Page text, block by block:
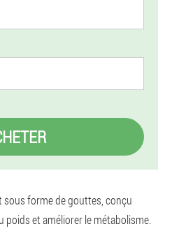
forme de gouttes, conçu
et améliorer le métabolisme.